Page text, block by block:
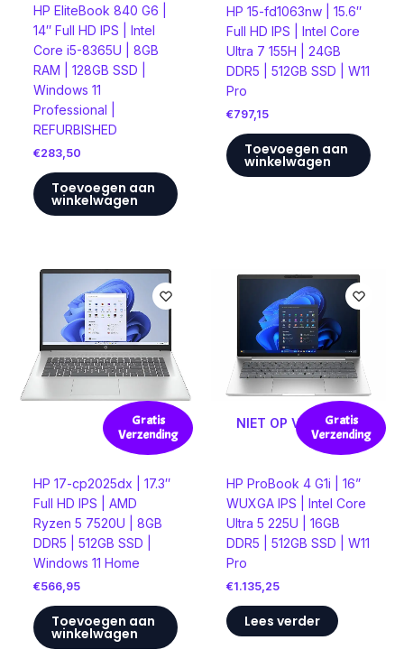
HP EliteBook 840 G6 |
14″ Full HD IPS | Intel
Core i5-8365U | 8GB
RAM | 128GB SSD |
Windows 11
Professional |
REFURBISHED
€283,50
Toevoegen aan
winkelwagen
HP 15-fd1063nw | 15.6″
Full HD IPS | Intel Core
Ultra 7 155H | 24GB
DDR5 | 512GB SSD | W11
Pro
€797,15
Toevoegen aan
winkelwagen
Gratis
Verzending
HP 17-cp2025dx | 17.3″
Full HD IPS | AMD
Ryzen 5 7520U | 8GB
DDR5 | 512GB SSD |
Windows 11 Home
€566,95
Toevoegen aan
winkelwagen
Gratis
Verzending
NIET OP VOORRAAD
HP ProBook 4 G1i | 16”
WUXGA IPS | Intel Core
Ultra 5 225U | 16GB
DDR5 | 512GB SSD | W11
Pro
€1.135,25
Lees verder